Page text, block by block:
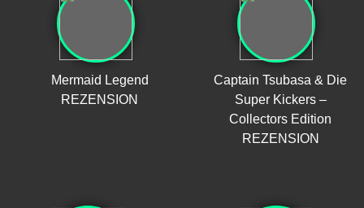
Mermaid Legend
REZENSION
Captain Tsubasa & Die
Super Kickers –
Collectors Edition
REZENSION